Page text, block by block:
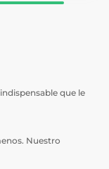
que le
Nuestro